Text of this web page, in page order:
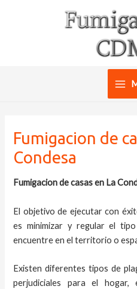
Fumigacion de
Condesa
Fumigacion de casas en La
El objetivo de ejecutar con
es minimizar y regular el
encuentre en el territorio o
Existen diferentes tipos de
perjudiciales para el hogar,